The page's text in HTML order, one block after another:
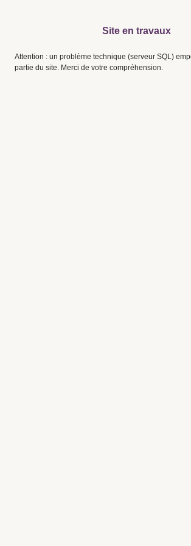
Site en travaux
Attention : un problème technique (serveur SQL)
partie du site. Merci de votre compréhension.